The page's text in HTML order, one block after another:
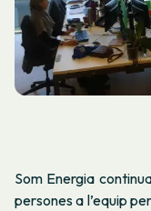
Som Energia
persones a l’equip